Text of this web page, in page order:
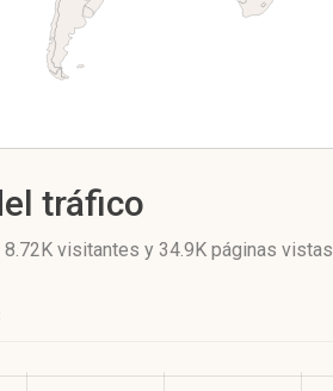
tráfico
8.72K visitantes y 34.9K páginas vistas